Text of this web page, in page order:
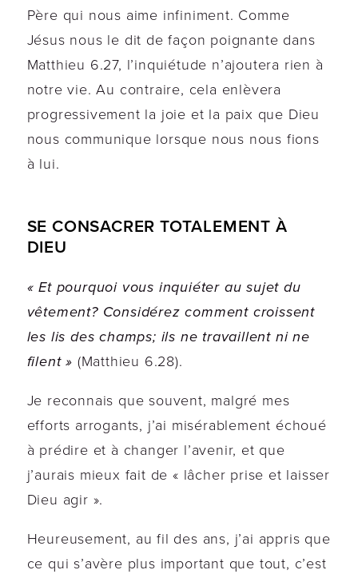
Père qui nous aime infiniment. Comme
Jésus nous le dit de façon poignante dans
Matthieu 6.27, l’inquiétude n’ajoutera rien à
notre vie. Au contraire, cela enlèvera
progressivement la joie et la paix que Dieu
nous communique lorsque nous nous fions
à lui.
SE CONSACRER TOTALEMENT À
DIEU
« Et pourquoi vous inquiéter au sujet du
vêtement? Considérez comment croissent
les lis des champs; ils ne travaillent ni ne
filent » (Matthieu 6.28).
Je reconnais que souvent, malgré mes
efforts arrogants, j’ai misérablement échoué
à prédire et à changer l’avenir, et que
j’aurais mieux fait de « lâcher prise et laisser
Dieu agir ».
Heureusement, au fil des ans, j’ai appris que
ce qui s’avère plus important que tout, c’est